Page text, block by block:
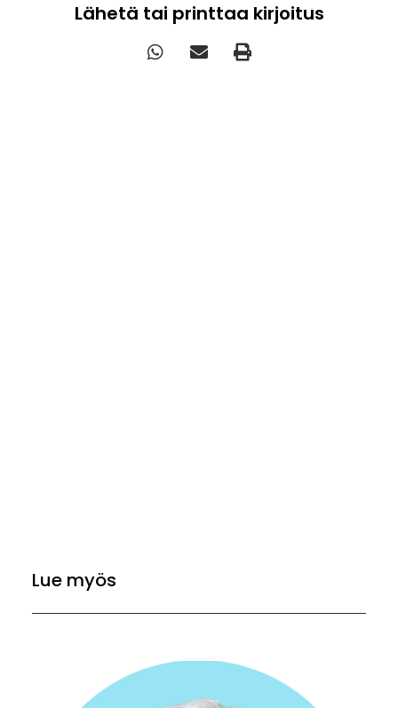
Lähetä tai printtaa kirjoitus
Lue myös